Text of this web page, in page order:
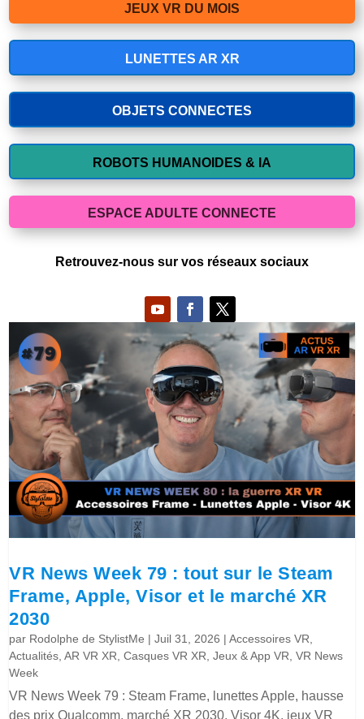
JEUX VR DU MOIS
LUNETTES AR XR
OBJETS CONNECTES
ROBOTS HUMANOIDES & IA
ESPACE ADULTE CONNECTE
Retrouvez-nous sur vos réseaux sociaux
VR News Week 79 : tout sur le Steam
Frame, Apple, Visor et le marché XR
2030
par Rodolphe de StylistMe |Juil 31, 2026 |Accessoires VR
Actualités ,AR VR XR ,Casques VR XR ,Jeux & App VR ,VR News
Week
VR News Week 79 : Steam Frame, lunettes Apple, hausse
des prix Qualcomm, marché XR 2030, Visor 4K, jeux VR